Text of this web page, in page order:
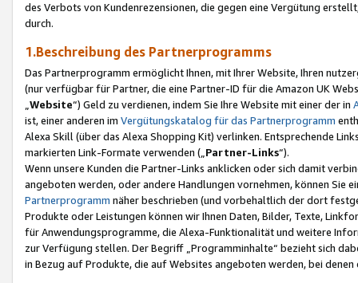
des Verbots von Kundenrezensionen, die gegen eine Vergütung
durch.
1.Beschreibung des Partnerprogramms
Das Partnerprogramm ermöglicht Ihnen, mit Ihrer Website, Ihren
(nur verfügbar für Partner, die eine Partner-ID für die Amazon UK
Website“) Geld zu verdienen, indem Sie Ihre Website mit einer der in
ist, einer anderen im Vergütungskatalog für das Partnerprogramm
Alexa Skill (über das Alexa Shopping Kit) verlinken. Entsprechende
markierten Link-Formate verwenden („ Partner-Links“).
Wenn unsere Kunden die Partner-Links anklicken oder sich damit
angeboten werden, oder andere Handlungen vornehmen, können Sie
Partnerprogramm näher beschrieben (und vorbehaltlich der dort
Produkte oder Leistungen können wir Ihnen Daten, Bilder, Texte,
für Anwendungsprogramme, die Alexa-Funktionalität und weitere
zur Verfügung stellen. Der Begriff „Programminhalte“ bezieht sich
in Bezug auf Produkte, die auf Websites angeboten werden, bei